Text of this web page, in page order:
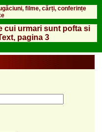
filme, cărți, conferințe
cui urmari sunt pofta si
pagina 3